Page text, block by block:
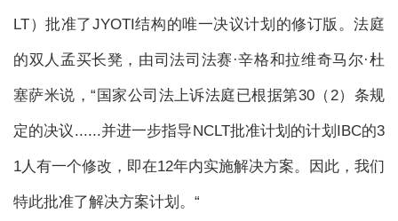
LT）批准了JYOTI结构的唯一决议计划的修订版。法庭
的双人孟买长凳，由司法司法赛·辛格和拉维奇马尔·杜
塞萨米说，“国家公司法上诉法庭已根据第30（2）条规
定的决议......并进一步指导NCLT批准计划的计划IBC的3
1人有一个修改，即在12年内实施解决方案。因此，我们
特此批准了解决方案计划。“